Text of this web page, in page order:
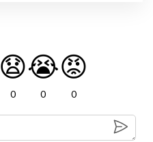
😧
0
😭
0
😡
0